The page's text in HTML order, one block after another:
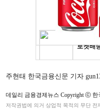
주현태 한국금융신문 기자
데일리 금융경제뉴스 Copyright ⓒ 한
저작권법에 의거 상업적 목적의 무단 전